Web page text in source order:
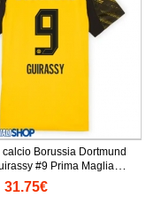
calcio Borussia Dortmund
#9 Prima Maglia
2025-26 Manica Corta
31.75€